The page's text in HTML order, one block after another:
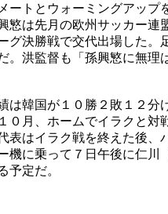
ートとウォーミングアップ
慜は先月の欧州サッカー連
グ決勝戦で交代出場した。
。洪監督も「孫興慜に無理
は韓国が１０勝２敗１２分
０月、ホームでイラクと対
表はイラク戦を終えた後、
機に乗って７日午後に仁川
予定だ。